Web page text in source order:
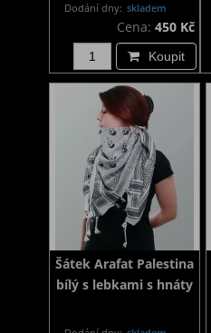
Dodání dny: skladem
Cena: 450 Kč
Koupit
Šátek Arafat Palestina
bílý s lebkami s hnáty